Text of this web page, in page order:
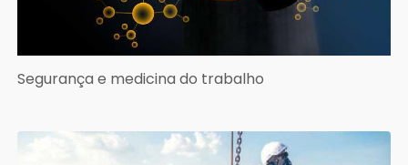
Segurança e medicina do trabalho